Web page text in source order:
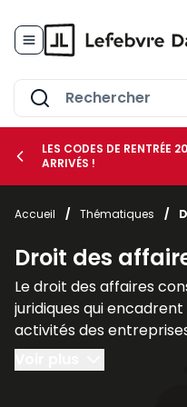
le sous-menu Vos métiers
le sous-menu Vos
LES CODES DE RENTRÉE
ARRIVÉS !
Accueil / Thématiques /
Droit des
Le droit des affaires
juridiques qui
activités des
branches du droit qui
la gestion et la